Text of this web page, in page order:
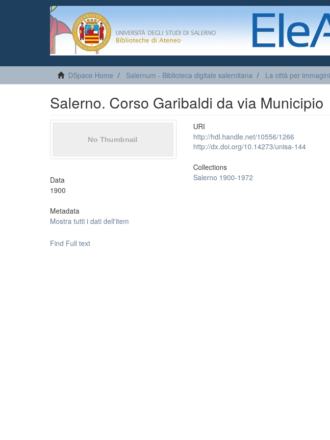
DSpace Home Salernum - Biblioteca digitale salernitana La città per immagini
Salerno. Corso Garibaldi da via Municipio
Data
1900
Metadata
Mostra tutti i dati dell'item
URI
http://hdl.handle.net/10556/1266
http://dx.doi.org/10.14273/unisa-144
Collections
Salerno 1900-1972
Find Full text